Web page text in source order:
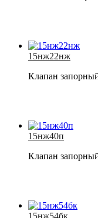
15нж22нж
Клапан
15нж40п
Клапан
15нж54бк